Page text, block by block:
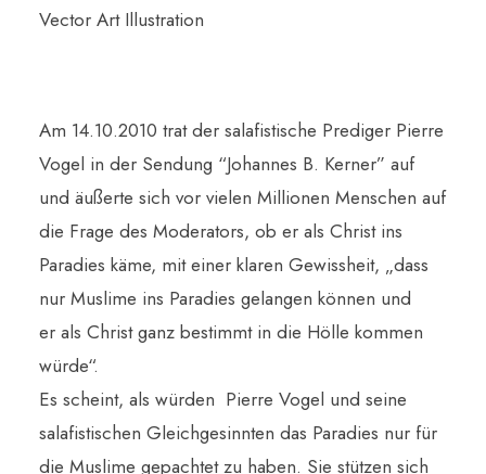
Am 14.10.2010 trat der salafistische Prediger Pierre
Vogel in der Sendung “Johannes B. Kerner” auf
und äußerte sich vor vielen Millionen Menschen auf
die Frage des Moderators, ob er als Christ ins
Paradies käme, mit einer klaren Gewissheit, „dass
nur Muslime ins Paradies gelangen können und
er als Christ ganz bestimmt in die Hölle kommen
würde“.
Es scheint, als würden Pierre Vogel und seine
salafistischen Gleichgesinnten das Paradies nur für
die Muslime gepachtet zu haben. Sie stützen sich